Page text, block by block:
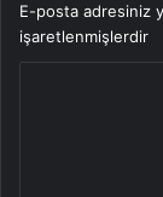
E-posta adresiniz
işaretlenmişlerdir